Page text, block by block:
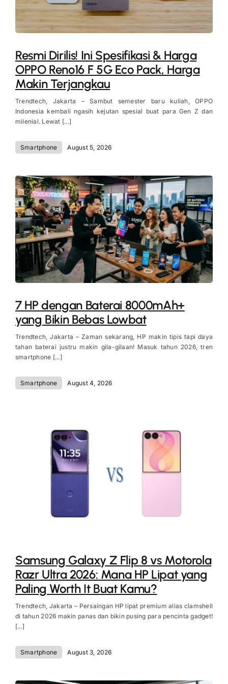
Resmi Dirilis! Ini Spesifikasi & Harga
OPPO Reno16 F 5G Eco Pack, Harga
Makin Terjangkau
Trendtech, Jakarta – Sambut semester baru kuliah, OPPO
Indonesia kembali ngasih kejutan spesial buat para Gen Z dan
milenial. Lewat [...]
Smartphone August 5, 2026
7 HP dengan Baterai 8000mAh+
yang Bikin Bebas Lowbat
Trendtech, Jakarta – Zaman sekarang, HP makin tipis tapi daya
tahan baterai justru makin gila-gilaan! Masuk tahun 2026, tren
smartphone [...]
Smartphone August 4, 2026
Samsung Galaxy Z Flip 8 vs Motorola
Razr Ultra 2026: Mana HP Lipat yang
Paling Worth It Buat Kamu?
Trendtech, Jakarta – Persaingan HP lipat premium alias clamshell
di tahun 2026 makin panas dan bikin pusing para pencinta gadget!
[...]
Smartphone August 3, 2026